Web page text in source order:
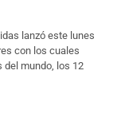
lanzó este lunes
con los cuales
del mundo, los 12